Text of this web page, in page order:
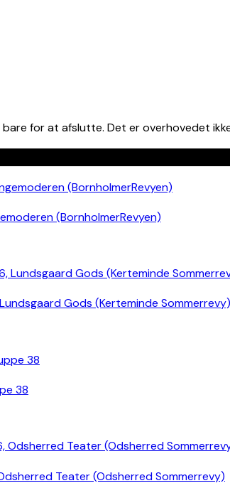
for at afslutte. Det er overhovedet
(BornholmerRevyen)
Gods (Kerteminde Sommerrevy)
38
Teater (Odsherred Sommerrevy)